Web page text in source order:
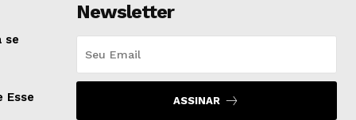
se
Esse
Newsletter
ASSINAR